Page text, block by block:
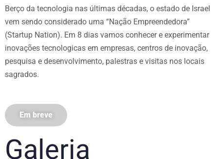
Berço da tecnologia nas últimas décadas, o estado de Israel
vem sendo considerado uma “Nação Empreendedora”
(Startup Nation). Em 8 dias vamos conhecer e experimentar
inovações tecnologicas em empresas, centros de inovação,
pesquisa e desenvolvimento, palestras e visitas nos locais
sagrados.
Em breve
Galeria